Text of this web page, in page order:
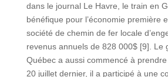
dans le journal Le Havre, le train en
bénéfique pour l’économie première
société de chemin de fer locale
revenus annuels de 828 000$ [9]. Le
Québec a aussi commencé à prendre
20 juillet dernier, il a participé à une